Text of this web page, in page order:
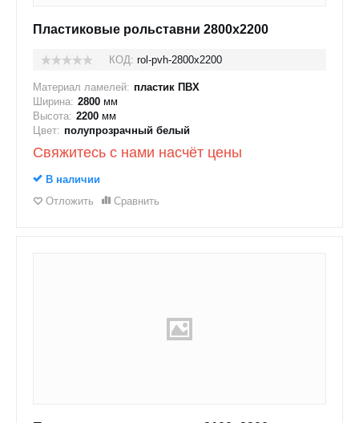
Пластиковые рольставни 2800x2200
КОД: rol-pvh-2800x2200
Материал ламелей: пластик ПВХ
Ширина: 2800 мм
Высота: 2200 мм
Цвет: полупрозрачный белый
Свяжитесь с нами насчёт цены
В наличии
Отложить
Сравнить